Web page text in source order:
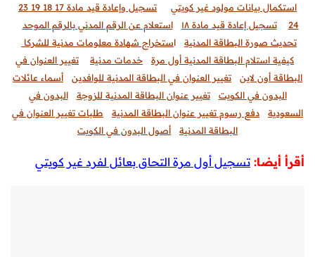
استكمال بيانات مولود غير كويتي
تسجيل وإعادة قيد مادة 17 18 19 23
24
تسجيل إعادة قيد مادة ١٨
استعلام عن الرقم المدني بالرقم الموحد
تحديث صورة البطاقة المدنية
استخراج شهادة معلومات مدنية للشركا
كيفية استلام البطاقة المدنية أول مرة
خدمات مدنية
تغيير العنوان في
البطاقة أون لاين
تغيير العنوان في البطاقة المدنية للوافدين
أسماء عائلات
البدون في الكويت
تغيير عنوان البطاقة المدنية للزوجة
البدون في
السعودية
دفع رسوم تغيير عنوان البطاقة المدنية
طلبات تغيير العنوان في
البطاقة المدنية
أصول البدون في الكويت
أقرأ أيضا: تسجيل أول مرة التحاق بعائل لفرد غير كويتي